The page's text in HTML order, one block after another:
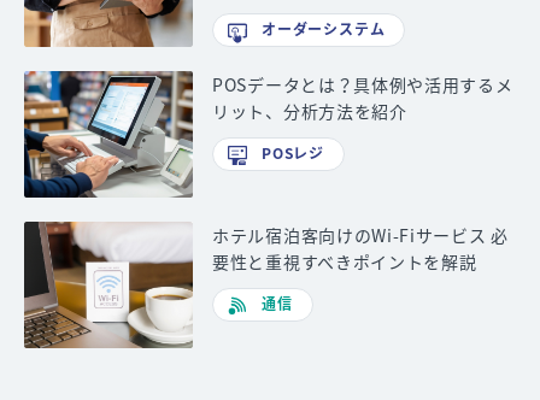
オーダーシステム
POSデータとは？具体例や活用するメ
リット、分析方法を紹介
POSレジ
ホテル宿泊客向けのWi-Fiサービス 必
要性と重視すべきポイントを解説
通信